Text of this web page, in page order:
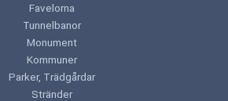
Favelorna
Tunnelbanor
Monument
Kommuner
Parker, Trädgårdar
Stränder